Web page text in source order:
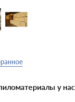
у нас